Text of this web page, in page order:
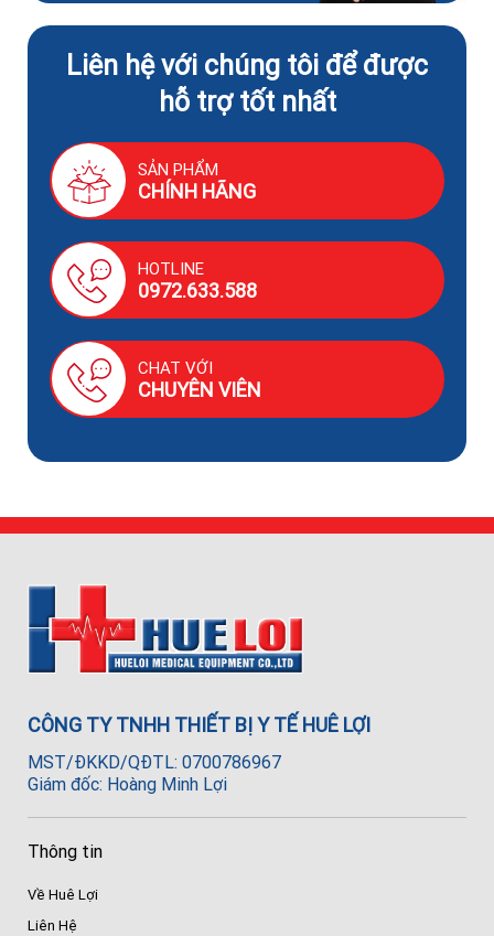
Liên hệ với chúng tôi để được
hỗ trợ tốt nhất
SẢN PHẨM
CHÍNH HÃNG
HOTLINE
0972.633.588
CHAT VỚI
CHUYÊN VIÊN
CÔNG TY TNHH THIẾT BỊ Y TẾ HUÊ LỢI
MST/ĐKKD/QĐTL: 0700786967
Giám đốc: Hoàng Minh Lợi
Thông tin
Về Huê Lợi
Liên Hệ